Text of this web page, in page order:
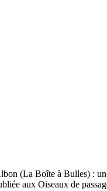
(La Boîte à Bulles) :
aux Oiseaux de